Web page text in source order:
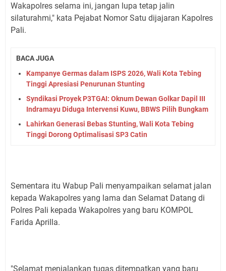
Wakapolres selama ini, jangan lupa tetap jalin
silaturahmi," kata Pejabat Nomor Satu dijajaran Kapolres
Pali.
BACA JUGA
Kampanye Germas dalam ISPS 2026, Wali Kota Tebing
Tinggi Apresiasi Penurunan Stunting
Syndikasi Proyek P3TGAI: Oknum Dewan Golkar Dapil III
Indramayu Diduga Intervensi Kuwu, BBWS Pilih Bungkam
Lahirkan Generasi Bebas Stunting, Wali Kota Tebing
Tinggi Dorong Optimalisasi SP3 Catin
Sementara itu Wabup Pali menyampaikan selamat jalan
kepada Wakapolres yang lama dan Selamat Datang di
Polres Pali kepada Wakapolres yang baru KOMPOL
Farida Aprilla.
"Selamat menjalankan tugas ditempatkan yang baru